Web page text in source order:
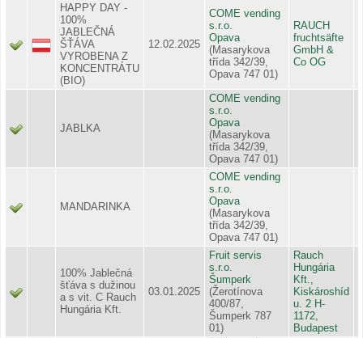
HAPPY DAY -
100%
JABLEČNÁ
ŠŤÁVA
VYROBENA Z
KONCENTRÁTU
(BIO)
12.02.2025
COME vending
s.r.o.
Opava
(Masarykova
třída 342/39,
Opava 747 01)
RAUCH
fruchtsäfte
GmbH &
Co OG
JABLKA
COME vending
s.r.o.
Opava
(Masarykova
třída 342/39,
Opava 747 01)
MANDARINKA
COME vending
s.r.o.
Opava
(Masarykova
třída 342/39,
Opava 747 01)
100% Jablečná
šťáva s dužinou
a s vit. C Rauch
Hungária Kft.
03.01.2025
Fruit servis
s.r.o.
Šumperk
(Žerotínova
400/87,
Šumperk 787
01)
Rauch
Hungária
Kft.,
Kiskároshíd
u. 2 H-
1172,
Budapest